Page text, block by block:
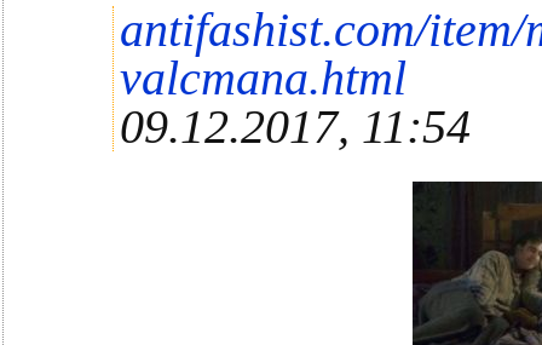
antifashist.com/
valcmana.html
09.12.2017, 11:54